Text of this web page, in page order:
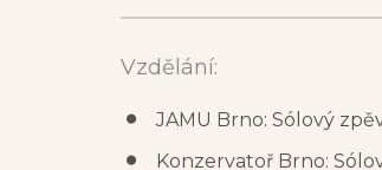
Vzdělání:
JAMU Brno: Sólový
Konzervatoř Brno: